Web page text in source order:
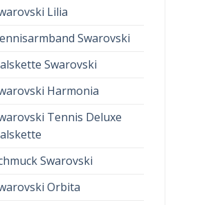
Lilia
Swarovski
Swarovski
Harmonia
Tennis Deluxe
Swarovski
Orbita